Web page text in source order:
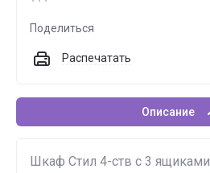
Поделиться
Распечатать
Описание
Шкаф Стил 4-ств с 3 ящиками